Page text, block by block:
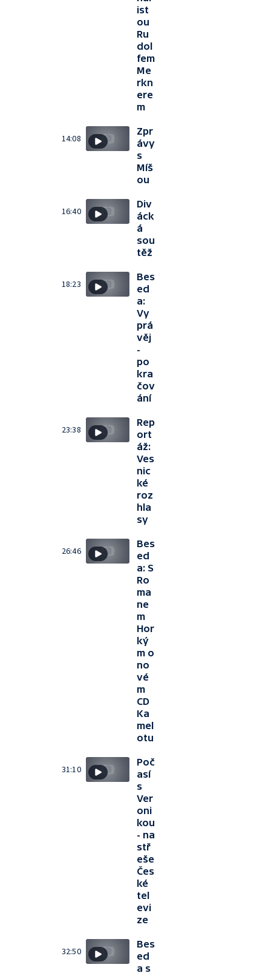
ist
ou
Ru
dol
fem
Me
rkn
ere
m
14:08
Zpr
ávy
s
Míš
ou
16:40
Div
áck
á
sou
těž
18:23
Bes
ed
a:
Vy
prá
věj
-
po
kra
čov
ání
23:38
Rep
ort
áž:
Ves
nic
ké
roz
hla
sy
26:46
Bes
ed
a: S
Ro
ma
ne
m
Hor
ký
m o
no
vé
m
CD
Ka
mel
otu
31:10
Poč
así
s
Ver
oni
kou
- na
stř
eše
Čes
ké
tel
evi
ze
32:50
Bes
ed
a s